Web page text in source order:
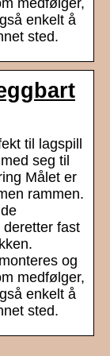
medfølger,
enkelt å
sted.
til lagspill
seg til
Målet er
rammen.
fast
og
medfølger,
enkelt å
sted.